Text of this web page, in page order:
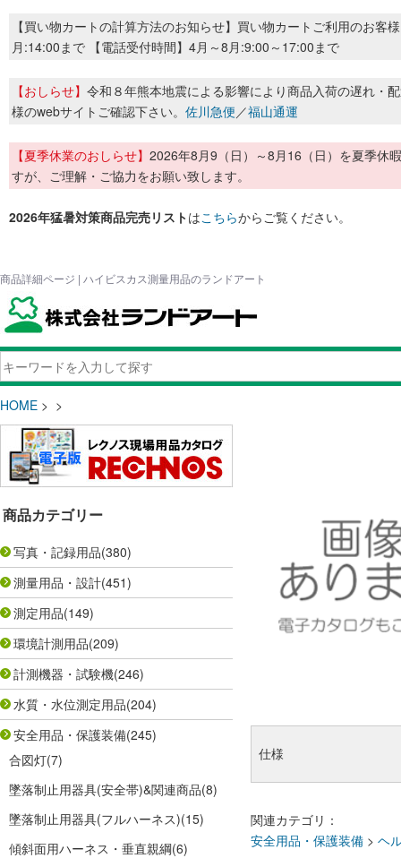
【買い物カートの計算方法のお知らせ】買い物カートご利用のお客
月:14:00まで 【電話受付時間】4月～8月:9:00～17:00まで
【おしらせ】 令和８年熊本地震による影響により商品入荷の遅れ・
様のwebサイトご確認下さい。 佐川急便／福山通運
【夏季休業のおしらせ】 2026年8月9（日）～8月16（日）を夏季休
すが、ご理解・ご協力をお願い致します。
2026年猛暑対策商品完売リストはこちらからご覧ください。
商品詳細ページ | ハイビスカス測量用品のランドアート
HOME > >
商品カテゴリー
写真・記録用品(380)
測量用品・設計(451)
測定用品(149)
環境計測用品(209)
計測機器・試験機(246)
水質・水位測定用品(204)
安全用品・保護装備(245)
合図灯(7)
墜落制止用器具(安全帯)&関連商品(8)
墜落制止用器具(フルハーネス)(15)
傾斜面用ハーネス・垂直親綱(6)
仕様
関連カテゴリ：
安全用品・保護装備 > ヘ